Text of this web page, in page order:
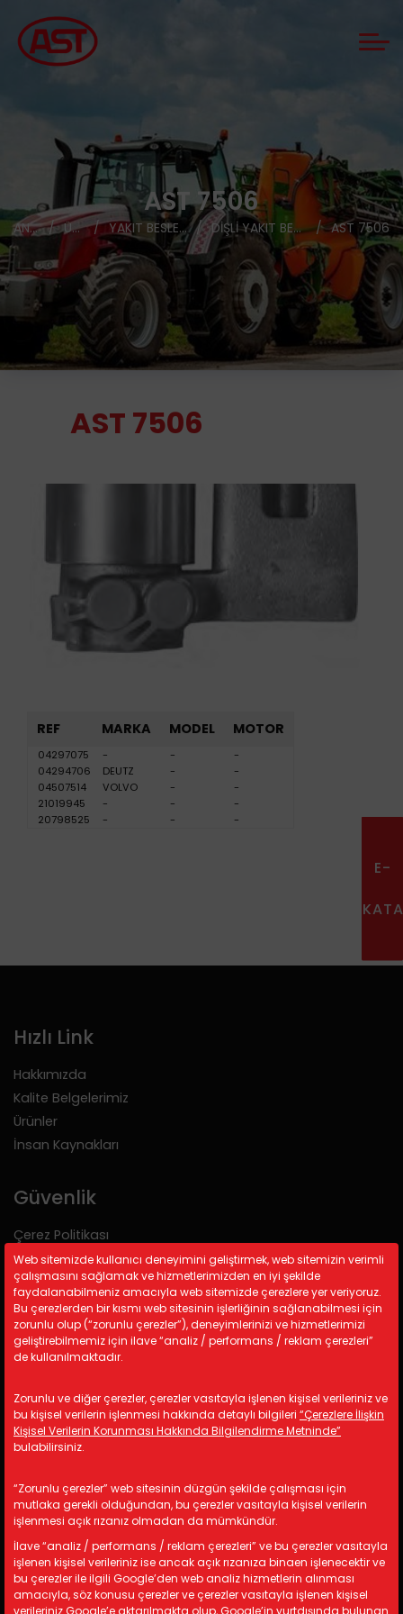
AST 7506
ANASAYFA ÜRÜNLER YAKIT BESLEME POMPALARI DIŞLI YAKIT BESLEME POMPALARI AST 7506
AST 7506
REF MARKA MODEL MOTOR
04297075 - -
-
04294706
DEUTZ -
-
04507514
VOLVO -
-
21019945
- -
-
20798525
- - -
Hızlı Link
Hakkımızda
Kalite Belgelerimiz
Ürünler
İnsan Kaynakları
Güvenlik
Çerez Politikası
Gizlilik Politikası
KVKK
İletişim Bilgileri
A: Kemalpaşa Organize Sanayi
TÜRKİYE
M: info@astotomotiv.com
T: +90 232 877 21 33
T: +90 530 668 39 84
Copyright © 2024 AST Otomotiv. All rights reserved.
Web sitemizde kullanıcı deneyimini geliştirmek, web sitemizin verimli
çalışmasını sağlamak ve hizmetlerimizden en iyi şekilde
faydalanabilmeniz amacıyla web sitemizde çerezlere yer veriyoruz.
Bu çerezlerden bir kısmı web sitesinin işlerliğinin sağlanabilmesi için
zorunlu olup (“zorunlu çerezler”), deneyimlerinizi ve hizmetlerimizi
geliştirebilmemiz için ilave “analiz / performans / reklam çerezleri”
de kullanılmaktadır.
Zorunlu ve diğer çerezler, çerezler vasıtayla işlenen kişisel verileriniz ve
bu kişisel verilerin işlenmesi hakkında detaylı bilgileri “Çerezlere İlişkin
Kişisel Verilerin Korunması Hakkında Bilgilendirme Metninde”
bulabilirsiniz.
“Zorunlu çerezler” web sitesinin düzgün şekilde çalışması için
mutlaka gerekli olduğundan, bu çerezler vasıtayla kişisel verilerin
işlenmesi açık rızanız olmadan da mümkündür.
İlave “analiz / performans / reklam çerezleri” ve bu çerezler vasıtayla
işlenen kişisel verileriniz ise ancak açık rızanıza binaen işlenecektir ve
bu çerezler ile ilgili Google’den web analiz hizmetlerin alınması
amacıyla, söz konusu çerezler ve çerezler vasıtayla işlenen kişisel
verileriniz Google’e aktarılmakta olup, Google’in yurtdışında bulunan
E-